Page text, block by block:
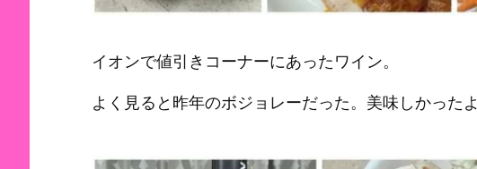
イオンで値引きコーナーにあったワイン。
よく見ると昨年のボジョレーだった。美味しかったよ